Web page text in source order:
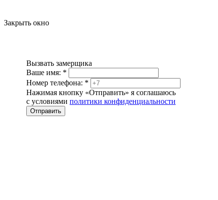
Закрыть окно
Вызвать замерщика
Ваше имя: *
Номер телефона: *
Нажимая кнопку «Отправить» я соглашаюсь
с условиями политики конфиденциальности
Отправить